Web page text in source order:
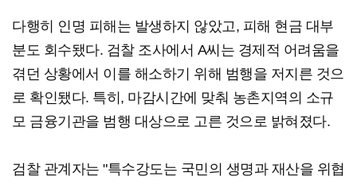
다행히 인명 피해는 발생하지 않았고, 피해 현금 대부
분도 회수됐다. 검찰 조사에서 A씨는 경제적 어려움을
겪던 상황에서 이를 해소하기 위해 범행을 저지른 것으
로 확인됐다. 특히, 마감시간에 맞춰 농촌지역의 소규
모 금융기관을 범행 대상으로 고른 것으로 밝혀졌다.
검찰 관계자는 "특수강도는 국민의 생명과 재산을 위협